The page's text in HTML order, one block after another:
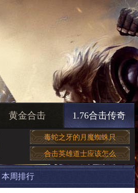
黄金合击 1.76合击传奇
毒蛇之牙的月魔蜘蛛只
合击英雄道士应该怎么
本周排行